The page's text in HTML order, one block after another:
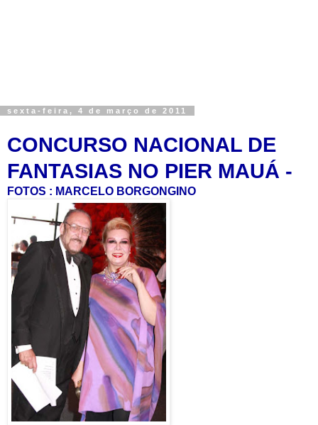
sexta-feira, 4 de março de 2011
CONCURSO NACIONAL DE
FANTASIAS NO PIER MAUÁ -
FOTOS : MARCELO BORGONGINO